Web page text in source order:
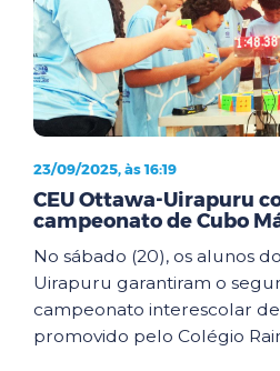
23/09/2025, às 16:19
CEU Ottawa-Uirapuru
campeonato de Cubo
No sábado (20), os alunos
Uirapuru garantiram o
campeonato interescolar
promovido pelo Colégio